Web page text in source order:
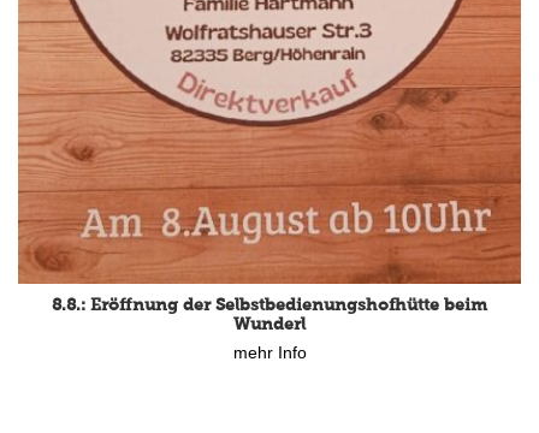
8.8.: Eröffnung der Selbstbedienungshofhütte beim
Wunderl
mehr Info